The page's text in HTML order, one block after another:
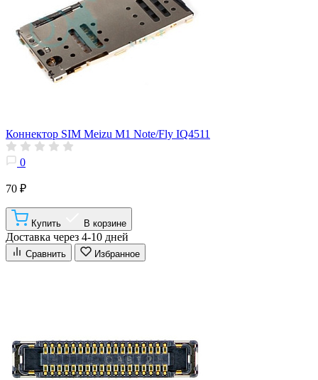
Коннектор SIM Meizu M1 Note/Fly IQ4511
0
70 ₽
Купить В корзине
Доставка через 4-10 дней
Сравнить Избранное